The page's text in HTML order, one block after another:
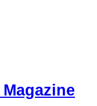
Magazine